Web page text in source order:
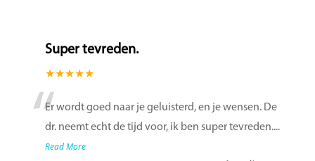
Super tevreden.
★★★★★
“Er wordt goed naar je geluisterd, en je wensen. De
dr. neemt echt de tijd voor, ik ben super tevreden....
Read More